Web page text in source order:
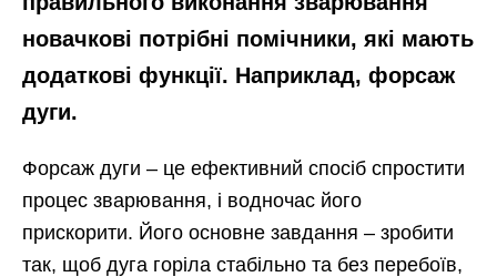
новачкові потрібні помічники, які мають
додаткові функції. Наприклад, форсаж
дуги.
Форсаж дуги – це ефективний спосіб спростити
процес зварювання, і водночас його
прискорити. Його основне завдання – зробити
так, щоб дуга горіла стабільно та без перебоїв,